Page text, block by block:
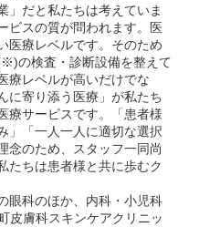
」だと私たちは考えていま
ビスの質が問われます。医
医療レベルです。そのため
の検査・診断設備を整えて
療レベルが高いだけでな
に寄り添う医療」が私たち
療サービスです。「患者様
」「一人一人に適切な選択
念のため、スタッフ一同尚
たちは患者様と共に歩むク
眼科のほか、内科・小児科
皮膚科スキンケアクリニッ